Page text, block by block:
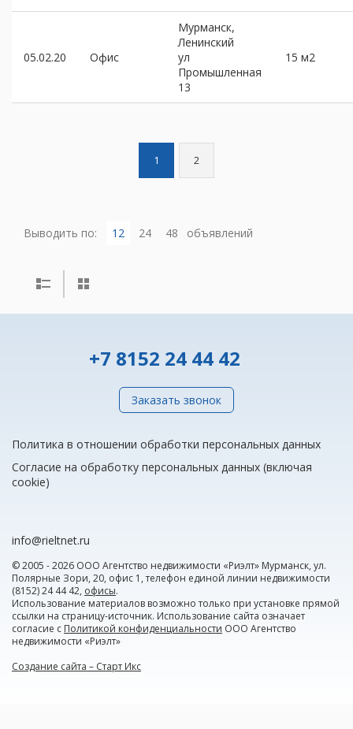
05.02.20 Офис
Мурманск,
Ленинский
ул
Промышленная
13
15 м2
1 2
Выводить по: 12 24 48 объявлений
+7 8152 24 44 42
Заказать звонок
Политика в отношении обработки персональных данных
Согласие на обработку персональных данных (включая
cookie)
info@rieltnet.ru
© 2005 - 2026 ООО Агентство недвижимости «Риэлт» Мурманск, ул.
Полярные Зори, 20, офис 1, телефон единой линии недвижимости
(8152) 24 44 42, офисы.
Использование материалов возможно только при установке прямой
ссылки на страницу-источник. Использование сайта означает
согласие с Политикой конфиденциальности ООО Агентство
недвижимости «Риэлт»
Создание сайта – Старт Икс